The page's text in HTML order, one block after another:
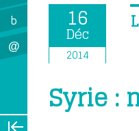
b
@
16
Déc
2014
Syrie :